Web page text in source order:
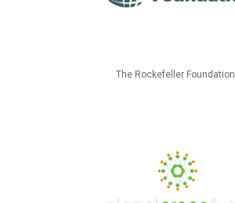
The Rockefeller Foundation